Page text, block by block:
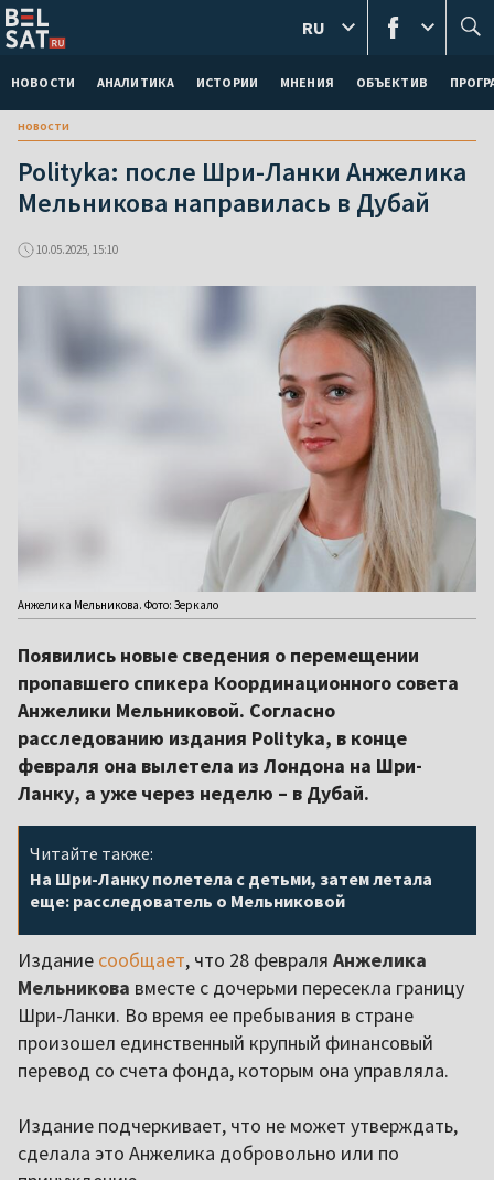
НОВОСТИ АНАЛИТИКА ИСТОРИИ МНЕНИЯ ОБЪЕКТИВ
RU
новости
Polityka: после Шри-Ланки Анжелика
Мельникова направилась в Дубай
10.05.2025, 15:10
Анжелика Мельникова. Фото: Зеркало
Появились новые сведения о перемещении
пропавшего спикера Координационного совета
Анжелики Мельниковой. Согласно
расследованию издания Polityka, в конце
февраля она вылетела из Лондона на Шри-
Ланку, а уже через неделю – в Дубай.
Читайте также:
На Шри-Ланку полетела с детьми, затем летала
еще: расследователь о Мельниковой
Издание сообщает, что 28 февраля Анжелика
Мельникова вместе с дочерьми пересекла границу
Шри-Ланки. Во время ее пребывания в стране
произошел единственный крупный финансовый
перевод со счета фонда, которым она управляла.
Издание подчеркивает, что не может утверждать,
сделала это Анжелика добровольно или по